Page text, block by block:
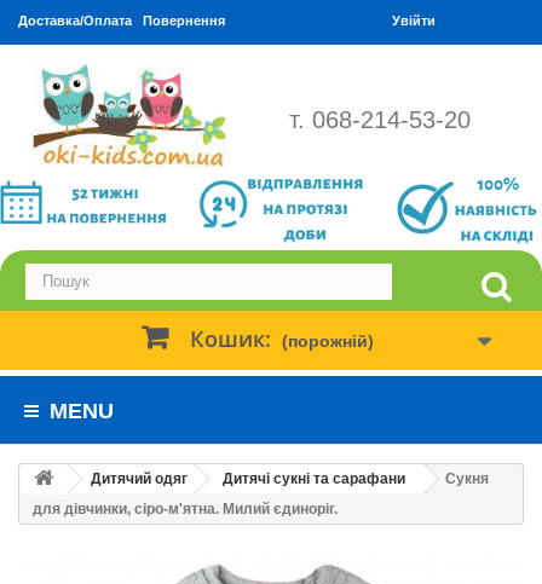
Доставка/Оплата Повернення Увійти
т. 068-214-53-20
Кошик: (порожній)
MENU
Дитячий одяг Дитячі сукні та сарафани
Сукня
для дівчинки, сіро-м'ятна. Милий єдиноріг.